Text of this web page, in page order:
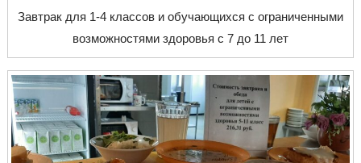
Завтрак для 1-4 классов и обучающихся с ограниченными
возможностями здоровья с 7 до 11 лет